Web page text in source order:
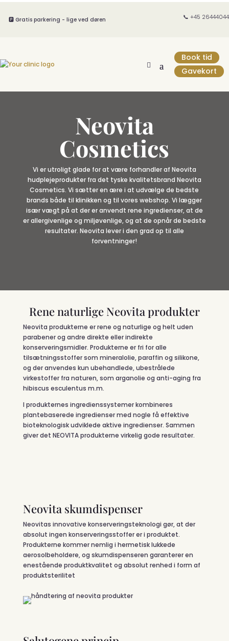
🅿️ Gratis parkering - lige ved døren 📞 +45 26444044
Book tid
Gavekort
Neovita
Cosmetics
Vi er utroligt glade for at være forhandler af Neovita
hudplejeprodukter fra det tyske kvalitetsbrand Neovita
Cosmetics. Vi sætter en ære i at udvælge de bedste
brands både til klinikken og til vores webshop. Vi lægger
især vægt på at der er anvendt rene ingredienser, at de
er allergivenlige og miljøvenlige, og at de opnår de bedste
resultater. Neovita lever i den grad op til alle
forventninger!
Rene naturlige Neovita produkter
Neovita produkterne er rene og naturlige og helt uden
parabener og andre direkte eller indirekte
konserveringsmidler. Produkterne erfri for alle
tilsætningsstoffer som mineralolie, paraffin og silikone,
og der anvendes kun ubehandlede, ubestrålede
virkestoffer fra naturen, som arganolie og anti-aging fra
hibiscus esculentus m.m.
I produkternes ingredienssystemer kombineres
plantebaserede ingredienser med nogle få effektive
bioteknologisk udviklede aktive ingredienser. Sammen
giver det NEOVITA produkterne virkelig gode resultater.
Neovita skumdispenser
Neovitas innovative konserveringsteknologi gør, at der
absolut ingen konserveringsstoffer er i produktet.
Produkterne kommer nemlig i hermetisk lukkede
aerosolbeholdere, og skumdispenseren garanterer en
enestående produktkvalitet og absolut renhed i form af
produktsterilitet